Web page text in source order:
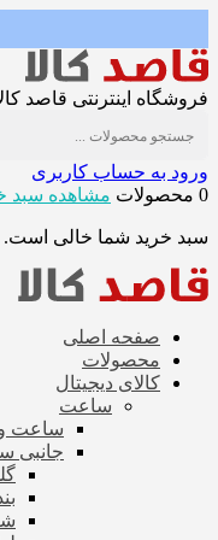
فروشگاه اینترنتی قاصد
ورود به حساب کاربری
0 محصولات
مشاهده سبد
سبد خرید شما خالی است.
صفحه اصلی
محصولات
کالای دیجیتال
ساعت
ساعت و
جانبی